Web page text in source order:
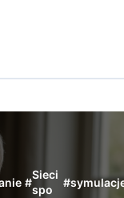
#
Sieci
spo
#